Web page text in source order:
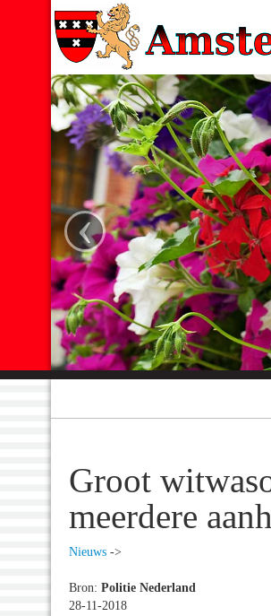
‹
Groot
meerdere
Nieuws ->
Bron: Politie Nederland
28-11-2018